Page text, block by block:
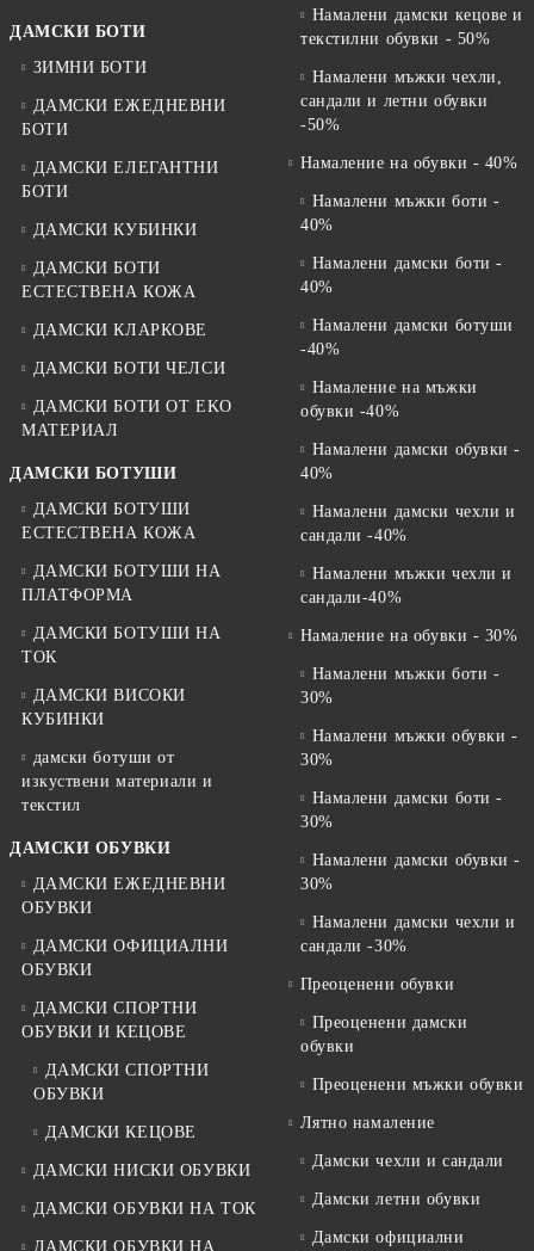
ДАМСКИ БОТИ
ЗИМНИ БОТИ
ДАМСКИ ЕЖЕДНЕВНИ
БОТИ
ДАМСКИ ЕЛЕГАНТНИ
БОТИ
ДАМСКИ КУБИНКИ
ДАМСКИ БОТИ
ЕСТЕСТВЕНА КОЖА
ДАМСКИ КЛАРКОВЕ
ДАМСКИ БОТИ ЧЕЛСИ
ДАМСКИ БОТИ ОТ EKO
МАТЕРИАЛ
ДАМСКИ БОТУШИ
ДАМСКИ БОТУШИ
ЕСТЕСТВЕНА КОЖА
ДАМСКИ БОТУШИ НА
ПЛАТФОРМА
ДАМСКИ БОТУШИ НА
ТОК
ДАМСКИ ВИСОКИ
КУБИНКИ
дамски ботуши от
изкуствени материали и
текстил
ДАМСКИ ОБУВКИ
ДАМСКИ ЕЖЕДНЕВНИ
ОБУВКИ
ДАМСКИ ОФИЦИАЛНИ
ОБУВКИ
ДАМСКИ СПОРТНИ
ОБУВКИ И КЕЦОВЕ
ДАМСКИ СПОРТНИ
ОБУВКИ
ДАМСКИ КЕЦОВЕ
ДАМСКИ НИСКИ ОБУВКИ
ДАМСКИ ОБУВКИ НА ТОК
ДАМСКИ ОБУВКИ НА
Намалени дамски кецове и
текстилни обувки - 50%
Намалени мъжки чехли,
сандали и летни обувки
-50%
Намаление на обувки - 40%
Намалени мъжки боти -
40%
Намалени дамски боти -
40%
Намалени дамски ботуши
-40%
Намаление на мъжки
обувки -40%
Намалени дамски обувки -
40%
Намалени дамски чехли и
сандали -40%
Намалени мъжки чехли и
сандали-40%
Намаление на обувки - 30%
Намалени мъжки боти -
30%
Намалени мъжки обувки -
30%
Намалени дамски боти -
30%
Намалени дамски обувки -
30%
Намалени дамски чехли и
сандали -30%
Преоценени обувки
Преоценени дамски
обувки
Преоценени мъжки обувки
Лятно намаление
Дамски чехли и сандали
Дамски летни обувки
Дамски официални